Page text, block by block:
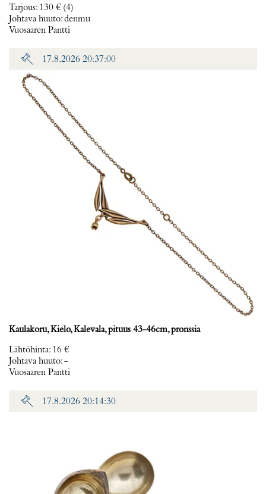
Tarjous: 130 € (4)
Johtava huuto:denmu
Vuosaaren Pantti
17.8.2026 20:37:00
Kaulakoru, Kielo, Kalevala, pituus 43-46cm, pronssia
Lähtöhinta: 16 €
Johtava huuto:-
Vuosaaren Pantti
17.8.2026 20:14:30